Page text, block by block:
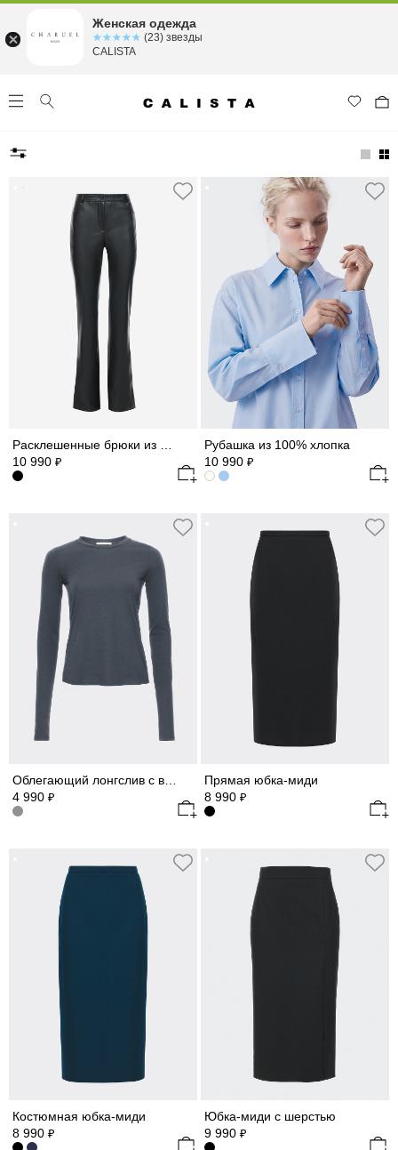
10 990 ₽
Рубашка из 100% хлопка
10 990 ₽
4 990 ₽
Прямая юбка-миди
8 990 ₽
Костюмная юбка-миди
8 990 ₽
Юбка-миди с шерстью
9 990 ₽
Женская одежда
☆☆☆☆☆
★★★★★ (23) звезды
CALISTA